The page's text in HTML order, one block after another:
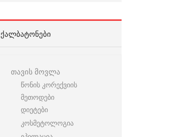
ᲥᲐᲚᲑᲐᲢᲝᲜᲔᲑᲘ
თავის მოვლა
წონის კორექვიის
მეთოდები
დიეტები
კოსმეტოლოგია